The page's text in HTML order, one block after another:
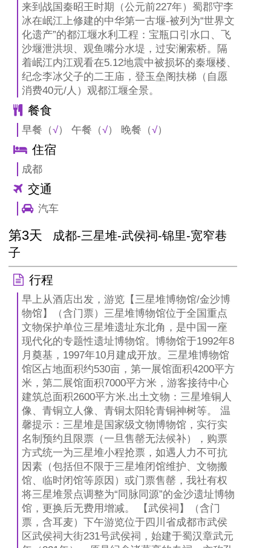
来到战国秦昭王时期（公元前227年）蜀郡守李
冰在岷江上修建的中华第一古堰-被列为“世界文
化遗产”的都江堰水利工程：宝瓶口引水口、飞
沙堰泄洪坝、观鱼嘴分水堤，过安澜索桥。隔
着岷江内江观看在5.12地震中被损坏的秦堰楼、
纪念李冰父子的二王庙，登玉垒阁扶梯（自愿
消费40元/人）观都江堰全景。
餐食
早餐（√） 午餐（√） 晚餐（√）
住宿
成都
交通
汽车
第3天
成都-三星堆-武侯祠-锦里-宽窄巷
子
行程
早上从酒店出发，游览【三星堆博物馆/金沙博
物馆】（含门票）三星堆博物馆位于全国重点
文物保护单位三星堆遗址东北角，是中国一座
现代化的专题性遗址博物馆。博物馆于1992年8
月奠基，1997年10月建成开放。三星堆博物馆
馆区占地面积约530亩，第一展馆面积4200平方
米，第二展馆面积7000平方米，游客接待中心
建筑总面积2600平方米.出土文物：三星堆铜人
像、青铜立人像、青铜太阳轮青铜神树等。 温
馨提示：三星堆是国家级文物博物馆，实行实
名制预约且限票（一旦售罄无法候补），购票
方式统一为三星堆小程抢票，如遇人力不可抗
因素（包括但不限于三星堆闭馆维护、文物搬
馆、临时闭馆等原因）或门票售罄，我社有权
将三星堆景点调整为“同脉同源”的金沙遗址博物
馆，更换后无费用增减。 【武侯祠】（含门
票，含耳麦）下午游览位于四川省成都市武侯
区武侯祠大街231号武侯祠，始建于蜀汉章武元